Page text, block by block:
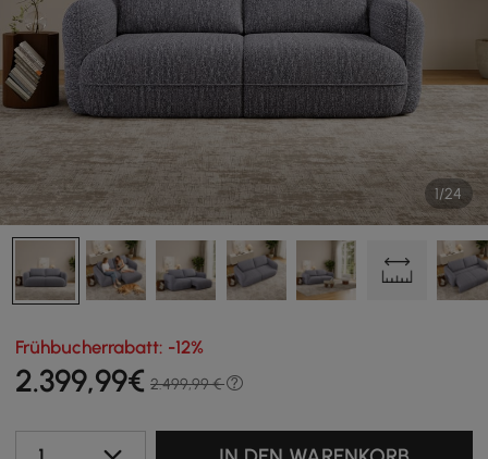
1/24
Frühbucherrabatt: -12%
2.399,99€ 2.499,99 €